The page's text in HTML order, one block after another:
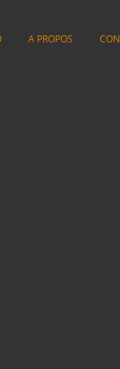
A PROPOS